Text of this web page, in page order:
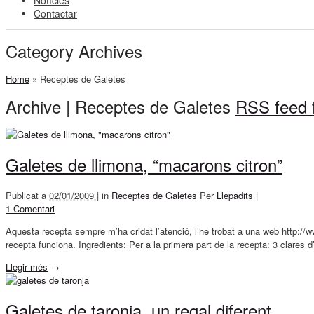
Contactar
Category Archives
Home » Receptes de Galetes
Archive | Receptes de Galetes RSS
Galetes de llimona, “macarons citron”
Publicat a 02/01/2009 | in Receptes de Galetes Per Llepadits |
1 Comentari
Aquesta recepta sempre m’ha cridat l’atenció, l’he trobat a una web
recepta funciona. Ingredients: Per a la primera part de la recepta: 3
Llegir més →